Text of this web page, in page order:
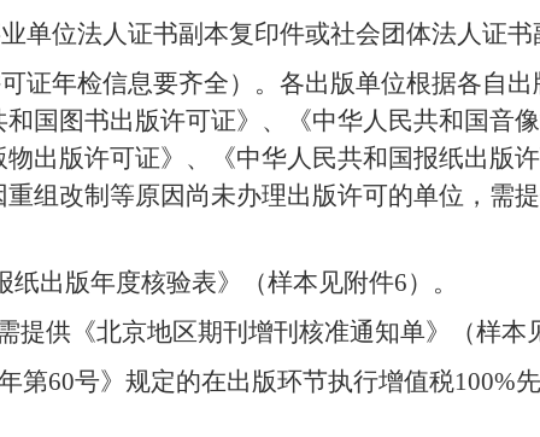
单位法人证书副本复印件或社会团体法人证书
证年检信息要齐全）。各出版单位根据各自
国图书出版许可证》、《中华人民共和国音
出版许可证》、《中华人民共和国报纸出版
组改制等原因尚未办理出版许可的单位，需
纸出版年度核验表》（样本见附件6）。
提供《北京地区期刊增刊核准通知单》（样本
第60号》规定的在出版环节执行增值税100%